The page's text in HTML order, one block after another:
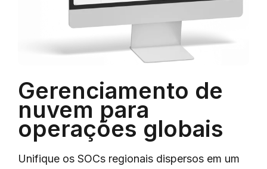
Gerenciamento de
nuvem para
operações globais
Unifique os SOCs regionais dispersos em um